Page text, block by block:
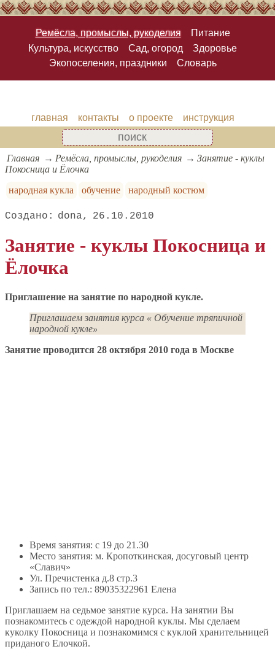
Ремёсла, промыслы, рукоделия
Питание
Культура, искусство
Сад, огород
Здоровье
Экопоселения, праздники
Словарь
главная контакты о проекте инструкция
Главная Ремёсла, промыслы, рукоделия
Занятие - куклы
Покосница и Ёлочка
народная кукла
обучение народный костюм
dona 26.10.2010
Занятие - куклы Покосница и
Ёлочка
Приглашение на занятие по народной кукле.
Приглашаем занятия курса « Обучение тряпичной
народной кукле»
Занятие проводится 28 октября 2010 года в Москве
Время занятия: с 19 до 21.30
Место занятия: м. Кропоткинская, досуговый центр
«Славич»
Ул. Пречистенка д.8 стр.3
Запись по тел.: 89035322961 Елена
Приглашаем на седьмое занятие курса. На занятии Вы
познакомитесь с одеждой народной куклы. Мы сделаем
куколку Покосница и познакомимся с куклой хранительницей
приданого Елочкой.